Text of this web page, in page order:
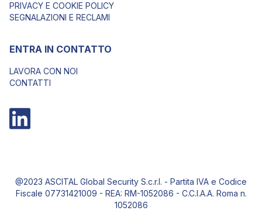
PRIVACY E COOKIE POLICY
SEGNALAZIONI E RECLAMI
ENTRA IN CONTATTO
LAVORA CON NOI
CONTATTI
@2023 ASCITAL Global Security S.c.r.l. - Partita IVA e Codice
Fiscale 07731421009 - REA: RM-1052086 - C.C.I.A.A. Roma n.
1052086